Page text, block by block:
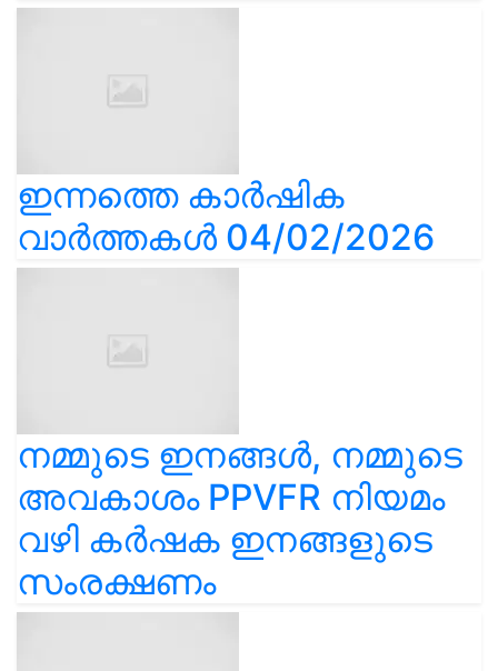
ഇന്നത്തെ കാർഷിക
വാർത്തകൾ 04/02/2026
നമ്മുടെ ഇനങ്ങൾ, നമ്മുടെ
അവകാശം PPVFR നിയമം
വഴി കർഷക ഇനങ്ങളുടെ
സംരക്ഷണം